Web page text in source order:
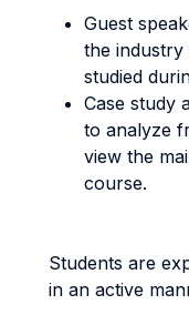
Guest
the industry
studied
Case study
to analyze
view the
course.
Students are
in an active